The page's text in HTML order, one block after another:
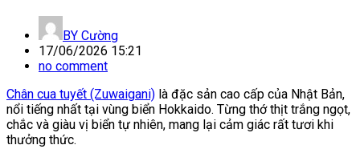
BY Cường
17/06/2026 15:21
no comment
Chân cua tuyết (Zuwaigani) là đặc sản cao cấp của Nhật Bản,
nổi tiếng nhất tại vùng biển Hokkaido. Từng thớ thịt trắng ngọt,
chắc và giàu vị biển tự nhiên, mang lại cảm giác rất tươi khi
thưởng thức.